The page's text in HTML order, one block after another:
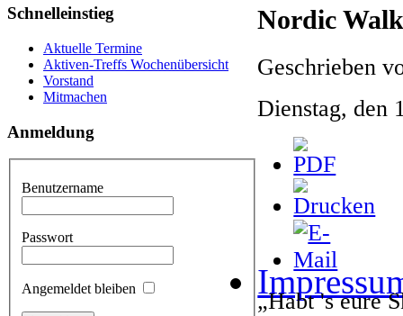
Nordic
Geschrieben
Dienstag, den
„Habt 's eure
Schnelleinstieg
Aktuelle Termine
Aktiven-Treffs Wochenübersicht
Vorstand
Mitmachen
Anmeldung
Benutzername
Passwort
Angemeldet bleiben